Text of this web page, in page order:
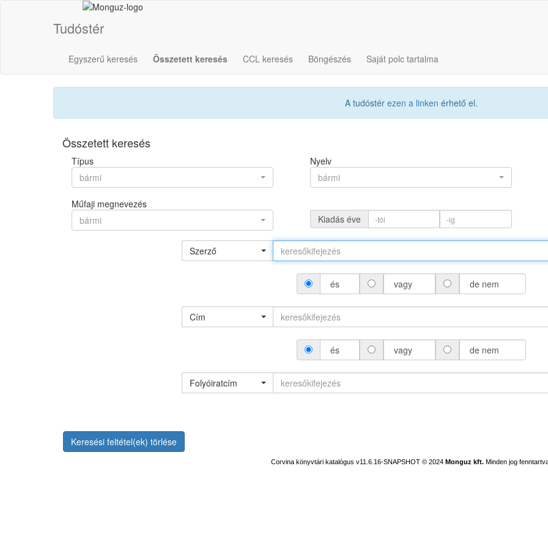
Tudóstér
Egyszerű keresés Összetett keresés CCL keresés Böngészés Saját polc tartalma
A tudóstér ezen a linken érhető el.
Összetett keresés
Típus
bármi
Nyelv
bármi
Műfaji megnevezés
bármi
Kiadás éve
Szerző
és vagy de nem
Cím
és vagy de nem
Folyóiratcím
Keresési feltétel(ek) törlése
Corvina könyvtári katalógus v11.6.16-SNAPSHOT © 2024 Monguz kft. Minden jog